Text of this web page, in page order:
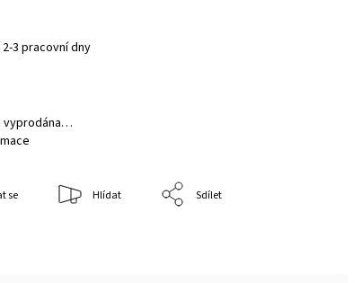
vyprodána…
3 pracovní dny
se Hlídat Sdílet